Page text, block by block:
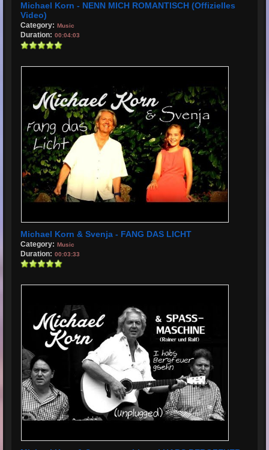
Michael Korn - NENN MICH ROMANTISCH (Offizielles
Video)
Category: Music
Duration: 00:04:03
Michael Korn & Svenja - FANG DAS LICHT
Category: Music
Duration: 00:03:33